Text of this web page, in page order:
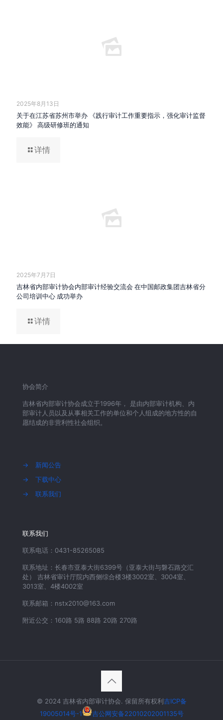
2025年8月13日
关于在江苏省苏州市举办 《践行审计工作重要指示，强化审计监督
效能》 高级研修班的通知
详情
2025年7月7日
吉林省内部审计协会内部审计经验交流会 在中国邮政集团吉林省分
公司培训中心 成功举办
详情
协会简介
吉林省内部审计协会成立于1996年， 是由内部审计机构、内
部审计人员以及从事相关工作的单位和个人组成的地方性的自
愿结成的非营利性社会组织。
→
新闻公告
→
下载中心
→
联系我们
联系我们
联系电话：0431-85265085
联系地址：长春市亚泰大街6399号（亚泰大街与磐石路交汇
处） 吉林省审计厅院内西侧综合楼3楼3002室、3004室、
3013室、4楼4002室
联系邮箱：nstx2010@163.com
附近公交：160路 5路 88路 20路 270路
© 2024 吉林省内部审计协会. 保留所有权利吉ICP备
19005014号-1
吉公网安备22010202001135号